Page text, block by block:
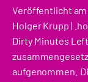
Veröffentlicht am
Holger Krupp |
Dirty Minutes
aufgenommen.